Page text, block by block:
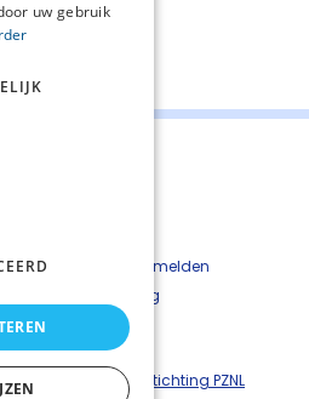
Kwetsbaarheid melden
Privacyverkaring
Disclaimer
een uitgave van © Stichting PZNL
uw gebruik